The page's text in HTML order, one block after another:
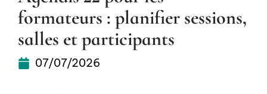
formateurs : planifier sessions,
salles et participants
07/07/2026